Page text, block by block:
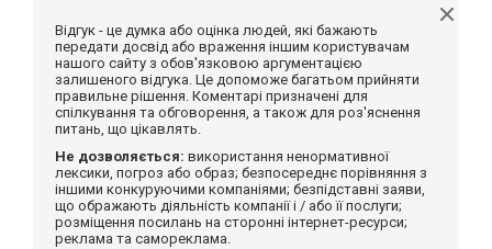
Відгук - це думка або оцінка людей, які бажають
передати досвід або враження іншим користувачам
нашого сайту з обов'язковою аргументацією
залишеного відгука. Це допоможе багатьом прийняти
правильне рішення. Коментарі призначені для
спілкування та обговорення, а також для роз'яснення
питань, що цікавлять.
Не дозволяється: використання ненормативної
лексики, погроз або образ; безпосереднє порівняння з
іншими конкуруючими компаніями; безпідставні заяви,
що ображають діяльність компанії і / або її послуги;
розміщення посилань на сторонні інтернет-ресурси;
реклама та самореклама.